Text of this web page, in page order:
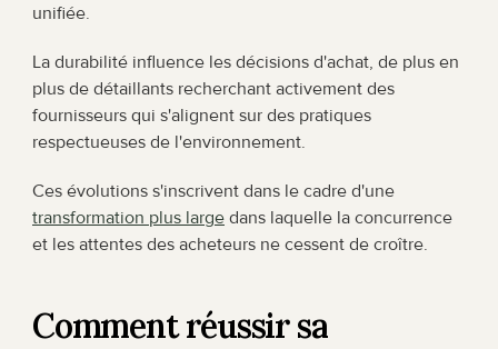
unifiée.
La durabilité influence les décisions d'achat, de plus en
plus de détaillants recherchant activement des
fournisseurs qui s'alignent sur des pratiques
respectueuses de l'environnement.
transformation plus large dans laquelle la concurrence
et les attentes des acheteurs ne cessent de croître.
Comment réussir sa